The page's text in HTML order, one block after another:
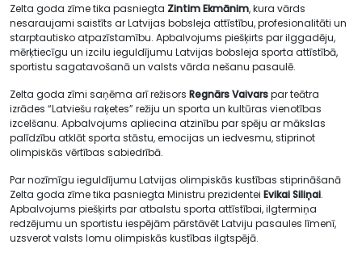
Zelta goda zīme tika pasniegta Zintim Ekmānim, kura vārds
nesaraujami saistīts ar Latvijas bobsleja attīstību, profesionalitāti un
starptautisko atpazīstamību. Apbalvojums piešķirts par ilggadēju,
mērķtiecīgu un izcilu ieguldījumu Latvijas bobsleja sporta attīstībā,
sportistu sagatavošanā un valsts vārda nešanu pasaulē.
Zelta goda zīmi saņēma arī režisors Regnārs Vaivarspar teātra
izrādes “Latviešu raķetes” režiju un sporta un kultūras vienotības
izcelšanu. Apbalvojums apliecina atzinību par spēju ar mākslas
palīdzību atklāt sporta stāstu, emocijas un iedvesmu, stiprinot
olimpiskās vērtības sabiedrībā.
Par nozīmīgu ieguldījumu Latvijas olimpiskās kustības stiprināšanā
Zelta goda zīme tika pasniegta Ministru prezidentei Evikai Siliņai.
Apbalvojums piešķirts par atbalstu sporta attīstībai, ilgtermiņa
redzējumu un sportistu iespējām pārstāvēt Latviju pasaules līmenī,
uzsverot valsts lomu olimpiskās kustības ilgtspējā.